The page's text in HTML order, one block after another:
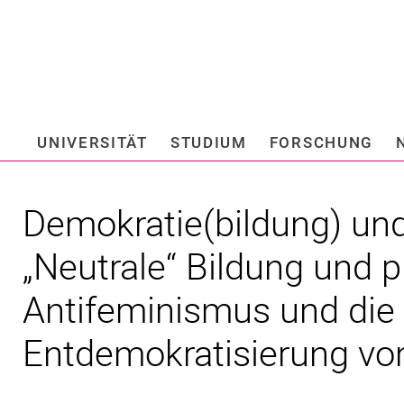
Springe direkt zu:
UNIVERSITÄT STUDIUM FORSCHUNG
Demokratie(bildung)
„Neutrale“ Bildung und
Antifeminismus und die
Entdemokratisierung